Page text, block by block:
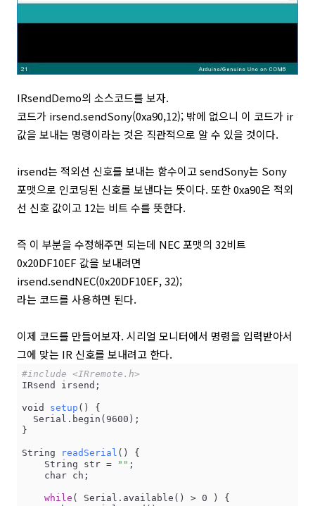
IRsendDemo의 소스코드를 보자.
코드가 irsend.sendSony(0xa90,12); 밖에 없으니 이 코드가 ir
값을 보내는 명령이라는 것은 직관적으로 알 수 있을 것이다.
irsend는 적외선 신호를 보내는 함수이고 sendSony는 Sony
포맷으로 인코딩된 신호를 보낸다는 뜻이다. 또한 0xa90은 적외
선 신호 값이고 12는 비트 수를 뜻한다.
즉 이 부분을 수정해주면 되는데 NEC 포맷의 32비트
0x20DF10EF 값을 보내려면
irsend.sendNEC(0x20DF10EF, 32);
라는 코드를 사용하면 된다.
이제 코드를 만들어보자. 시리얼 모니터에서 명령을 입력받아서
그에 맞는 IR 신호를 보내려고 한다.
#include <IRremote.h>
IRsend irsend;
void setup () {
}
String readSerial () {
    String str =
"" ;
while ( Serial.available() > 0 ) {